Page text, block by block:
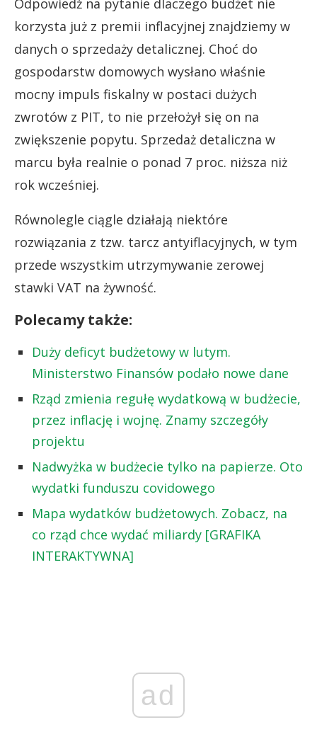
korzysta już z premii inflacyjnej znajdziemy w
danych o sprzedaży detalicznej. Choć do
gospodarstw domowych wysłano właśnie
mocny impuls fiskalny w postaci dużych
zwrotów z PIT, to nie przełożył się on na
zwiększenie popytu. Sprzedaż detaliczna w
marcu była realnie o ponad 7 proc. niższa niż
rok wcześniej.
Równolegle ciągle działają niektóre
rozwiązania z tzw. tarcz antyiflacyjnych, w tym
przede wszystkim utrzymywanie zerowej
stawki VAT na żywność.
Polecamy także:
Duży deficyt budżetowy w lutym.
Ministerstwo Finansów podało nowe dane
Rząd zmienia regułę wydatkową w budżecie,
przez inflację i wojnę. Znamy szczegóły
projektu
Nadwyżka w budżecie tylko na papierze. Oto
wydatki funduszu covidowego
Mapa wydatków budżetowych. Zobacz, na
co rząd chce wydać miliardy [GRAFIKA
INTERAKTYWNA]
ad